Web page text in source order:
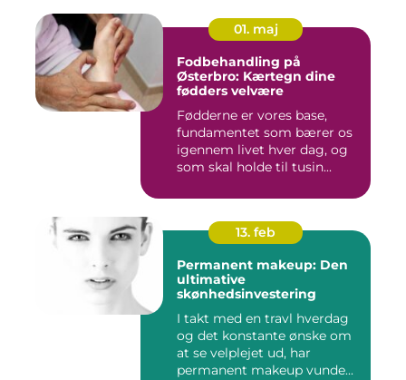
01. maj
Fodbehandling på
Østerbro: Kærtegn dine
fødders velvære
Fødderne er vores base,
fundamentet som bærer os
igennem livet hver dag, og
som skal holde til tusin...
13. feb
Permanent makeup: Den
ultimative
skønhedsinvestering
I takt med en travl hverdag
og det konstante ønske om
at se velplejet ud, har
permanent makeup vunde...